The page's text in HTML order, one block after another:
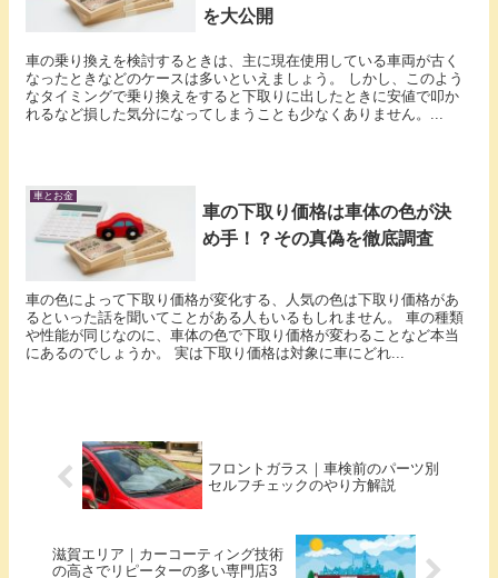
を大公開
車の乗り換えを検討するときは、主に現在使用している車両が古く
なったときなどのケースは多いといえましょう。 しかし、このよう
なタイミングで乗り換えをすると下取りに出したときに安値で叩か
れるなど損した気分になってしまうことも少なくありません。...
車とお金
車の下取り価格は車体の色が決
め手！？その真偽を徹底調査
車の色によって下取り価格が変化する、人気の色は下取り価格があ
るといった話を聞いてことがある人もいるもしれません。 車の種類
や性能が同じなのに、車体の色で下取り価格が変わることなど本当
にあるのでしょうか。 実は下取り価格は対象に車にどれ...
フロントガラス｜車検前のパーツ別
セルフチェックのやり方解説
滋賀エリア｜カーコーティング技術
の高さでリピーターの多い専門店3